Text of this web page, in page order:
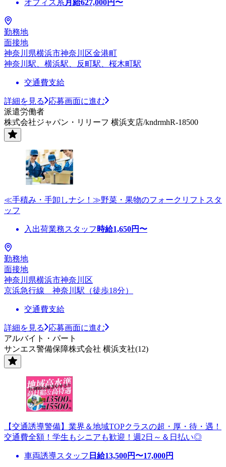
オフィス系 月給627,000円〜
勤務地
面接地
神奈川県横浜市神奈川区金港町
神奈川駅、横浜駅、反町駅、桜木町駅
交通費支給
詳細を見る
応募画面に進む
派遣労働者
株式会社ジャパン・リリーフ 横浜支店/kndrmhR-18500
≪手積み・手卸しナシ！≫野菜・果物のフォークリフトスタ
ッフ
入出荷業務スタッフ 時給1,650円〜
勤務地
面接地
神奈川県横浜市神奈川区
京浜急行線 神奈川駅（徒歩18分）
交通費支給
詳細を見る
応募画面に進む
アルバイト・パート
サンエス警備保障株式会社 横浜支社(12)
【交通誘導警備】業界＆地域TOPクラスの超・厚・待・遇！
交通費全額！学生もシニアも歓迎！週2日～＆日払い◎
車両誘導スタッフ 日給13,500円〜17,000円